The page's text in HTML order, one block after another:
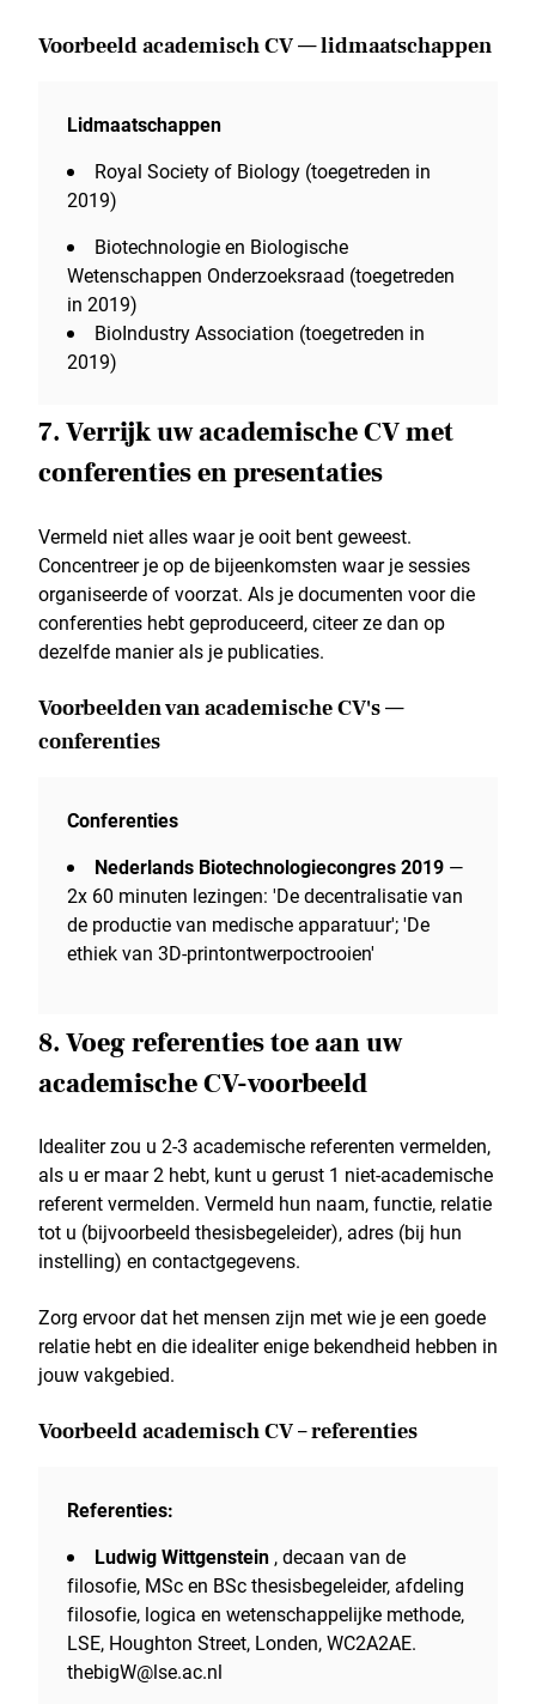
Voorbeeld academisch CV — lidmaatschappen
Lidmaatschappen
Royal Society of Biology (toegetreden in
2019)
Biotechnologie en Biologische
Wetenschappen Onderzoeksraad (toegetreden
in 2019)
BioIndustry Association (toegetreden in
2019)
7. Verrijk uw academische CV met
conferenties en presentaties
Vermeld niet alles waar je ooit bent geweest.
Concentreer je op de bijeenkomsten waar je sessies
organiseerde of voorzat. Als je documenten voor die
conferenties hebt geproduceerd, citeer ze dan op
dezelfde manier als je publicaties.
Voorbeelden van academische CV's —
conferenties
Conferenties
Nederlands Biotechnologiecongres 2019 —
2x 60 minuten lezingen: 'De decentralisatie van
de productie van medische apparatuur'; 'De
ethiek van 3D-printontwerpoctrooien'
8. Voeg referenties toe aan uw
academische CV-voorbeeld
Idealiter zou u 2-3 academische referenten vermelden,
als u er maar 2 hebt, kunt u gerust 1 niet-academische
referent vermelden. Vermeld hun naam, functie, relatie
tot u (bijvoorbeeld thesisbegeleider), adres (bij hun
instelling) en contactgegevens.
Zorg ervoor dat het mensen zijn met wie je een goede
relatie hebt en die idealiter enige bekendheid hebben in
jouw vakgebied.
Voorbeeld academisch CV – referenties
Referenties:
Ludwig Wittgenstein, decaan van de
filosofie, MSc en BSc thesisbegeleider, afdeling
filosofie, logica en wetenschappelijke methode,
LSE, Houghton Street, Londen, WC2A2AE.
thebigW@lse.ac.nl